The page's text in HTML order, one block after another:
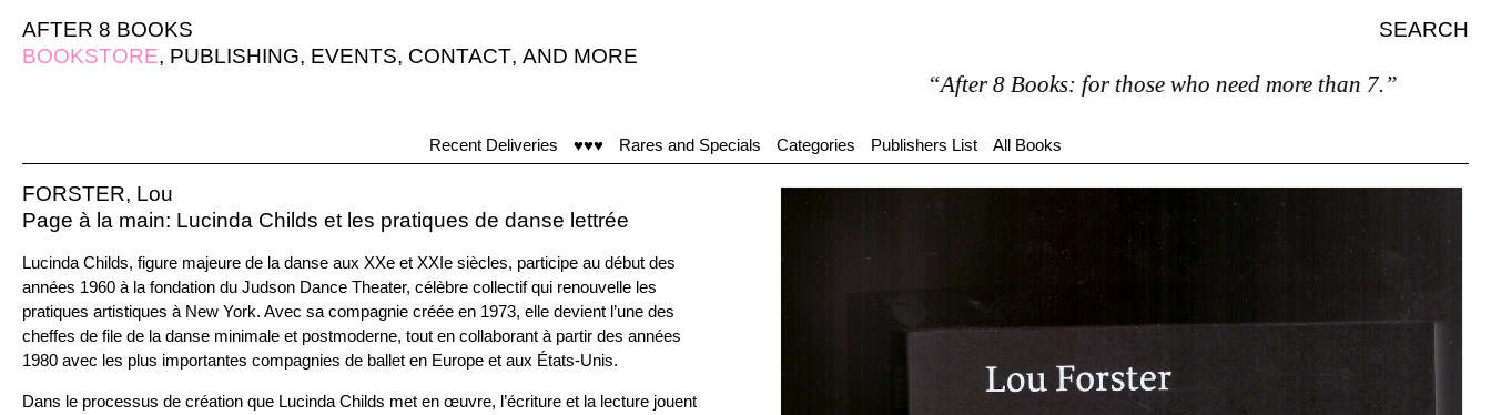
AFTER 8 BOOKS
SEARCH
BOOKSTORE, PUBLISHING, EVENTS, CONTACT, AND MORE
“After 8 Books: for those who need more than 7.”
Recent Deliveries ♥♥♥ Rares and Specials Categories Publishers List All Books
FORSTER, Lou
Page à la main: Lucinda Childs et les pratiques de danse lettrée
Lucinda Childs, figure majeure de la danse aux XXe et XXIe siècles, participe au début des
années 1960 à la fondation du Judson Dance Theater, célèbre collectif qui renouvelle les
pratiques artistiques à New York. Avec sa compagnie créée en 1973, elle devient l’une des
cheffes de file de la danse minimale et postmoderne, tout en collaborant à partir des années
1980 avec les plus importantes compagnies de ballet en Europe et aux États-Unis.
Dans le processus de création que Lucinda Childs met en œuvre, l’écriture et la lecture jouent